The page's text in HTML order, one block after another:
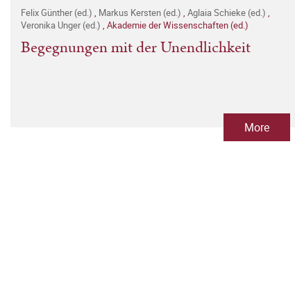
Felix Günther (ed.) Markus Kersten (ed.) Aglaia Schieke (ed.)
Veronika Unger (ed.) Akademie der Wissenschaften (ed.)
Begegnungen mit der Unendlichkeit
More